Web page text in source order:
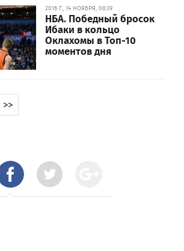
2016 Г., 14 НОЯБРЯ, 08:39
НБА. Победный бросок
Ибаки в кольцо
Оклахомы в Топ-10
моментов дня
>>